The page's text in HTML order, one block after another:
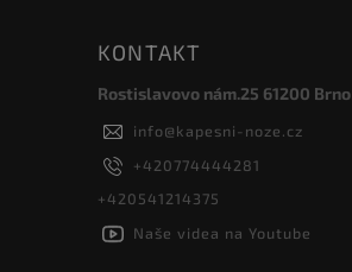
KONTAKT
Rostislavovo nám.25 61200 Brno
info@kapesni-noze.cz
+420774444281
+420541214375
Naše videa na Youtube